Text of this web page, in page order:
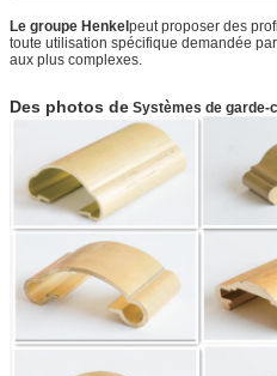
Le groupe Henkelpeut proposer des
toute utilisation spécifique demandée
aux plus complexes.
Des photos de Systèmes de garde-